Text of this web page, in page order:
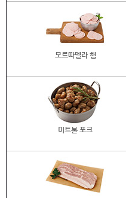
모르따델라 햄
미트볼 포크